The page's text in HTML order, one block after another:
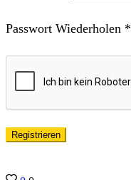
Passwort Wiederholen *
Registrieren